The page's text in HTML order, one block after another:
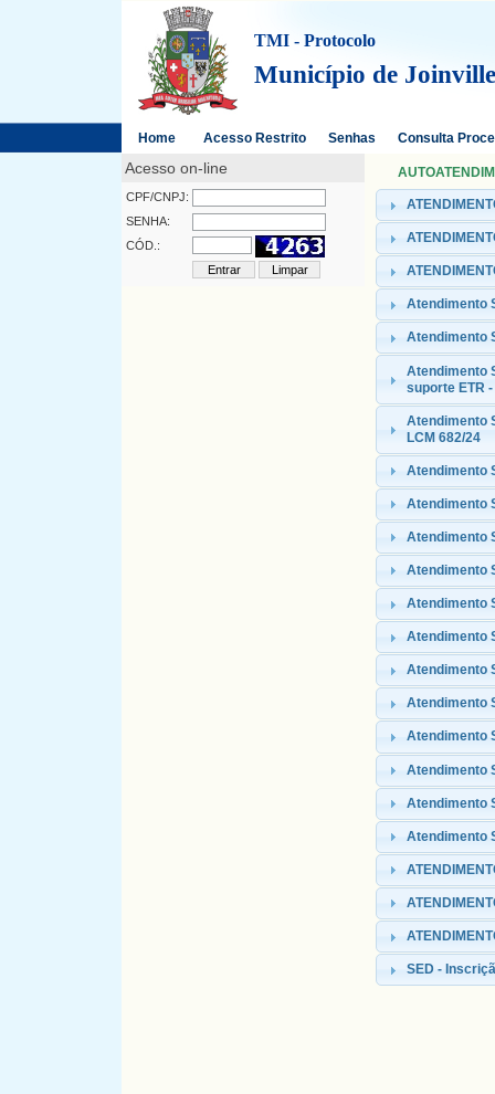
TMI - Protocolo
Município de Joinville
Home Acesso Restrito Senhas Consulta
Acesso on-line
CPF/CNPJ:
SENHA:
CÓD.:
Atendimento
Atendimento
Atendimento
suporte ETR
Atendimento
LCM 682/24
Atendimento
Atendimento
Atendimento
Atendimento
Atendimento
Atendimento
Atendimento
Atendimento
Atendimento
Atendimento
Atendimento
Atendimento
SED -